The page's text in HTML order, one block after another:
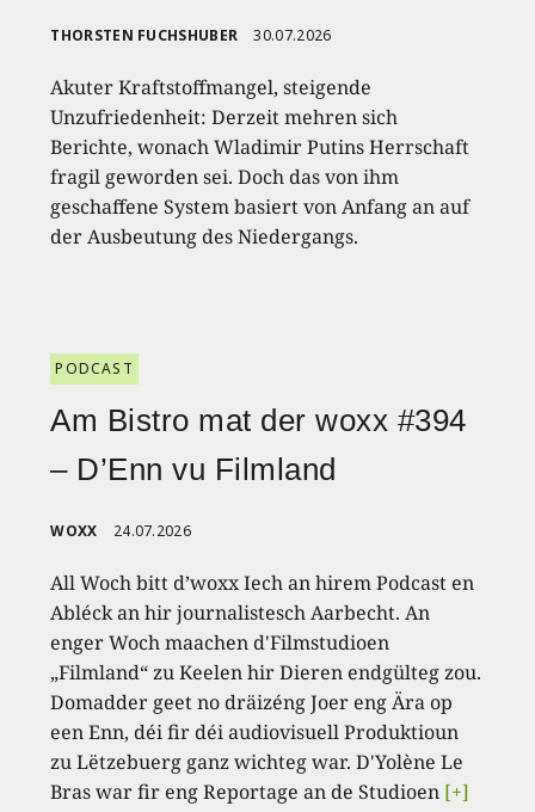
THORSTEN FUCHSHUBER 30.07.2026
Akuter Kraftstoffmangel, steigende
Unzufriedenheit: Derzeit mehren sich
Berichte, wonach Wladimir Putins Herrschaft
fragil geworden sei. Doch das von ihm
geschaffene System basiert von Anfang an auf
der Ausbeutung des Niedergangs.
PODCAST
Am Bistro mat der woxx #394
– D’Enn vu Filmland
WOXX 24.07.2026
All Woch bitt d’woxx Iech an hirem Podcast en
Abléck an hir journalistesch Aarbecht. An
enger Woch maachen d'Filmstudioen
„Filmland“ zu Keelen hir Dieren endgülteg zou.
Domadder geet no dräizéng Joer eng Ära op
een Enn, déi fir déi audiovisuell Produktioun
zu Lëtzebuerg ganz wichteg war. D'Yolène Le
Bras war fir eng Reportage an de Studioen [+]